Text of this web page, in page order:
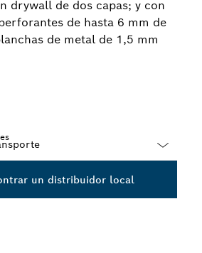
drywall de dos capas; y con
de hasta 6 mm de
de metal de 1,5 mm
un distribuidor local